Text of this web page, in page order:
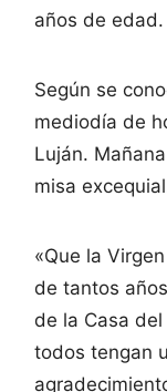
años de edad.
Según se
mediodía de
Luján.
misa
«Que la
de tantos
de la Casa
todos tengan